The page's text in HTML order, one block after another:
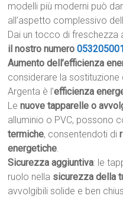
modelli più moderni può
all’aspetto complessivo
Dai un tocco di
il nostro numero
Aumento dell’efficienza
considerare la
Argenta è l’efficienza
Lenuove tapparelle o
alluminio o PVC, possono
termiche, consentendoti di
energetiche.
Sicurezza aggiuntiva: le
ruolo nella sicurezza della
avvolgibili solide e ben